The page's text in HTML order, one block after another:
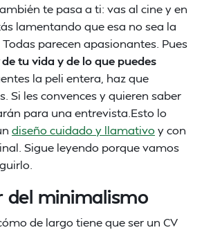
te pasa a ti: vas al cine y en
lamentando que esa no sea la
parecen apasionantes. Pues
de tu vida y de lo que puedes
la peli entera, haz que
Si les convences y quieren saber
para una entrevista.Esto lo
diseño cuidado y llamativo y con
Sigue leyendo porque vamos
del minimalismo
de largo tiene que ser un CV